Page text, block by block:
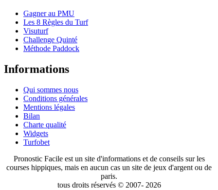
Gagner au PMU
Les 8 Règles du Turf
Visuturf
Challenge Quinté
Méthode Paddock
Informations
Qui sommes nous
Conditions générales
Mentions légales
Bilan
Charte qualité
Widgets
Turfobet
Pronostic Facile est un site d'informations et de conseils sur les
courses hippiques, mais en aucun cas un site de jeux d'argent ou de
paris.
tous droits réservés © 2007- 2026